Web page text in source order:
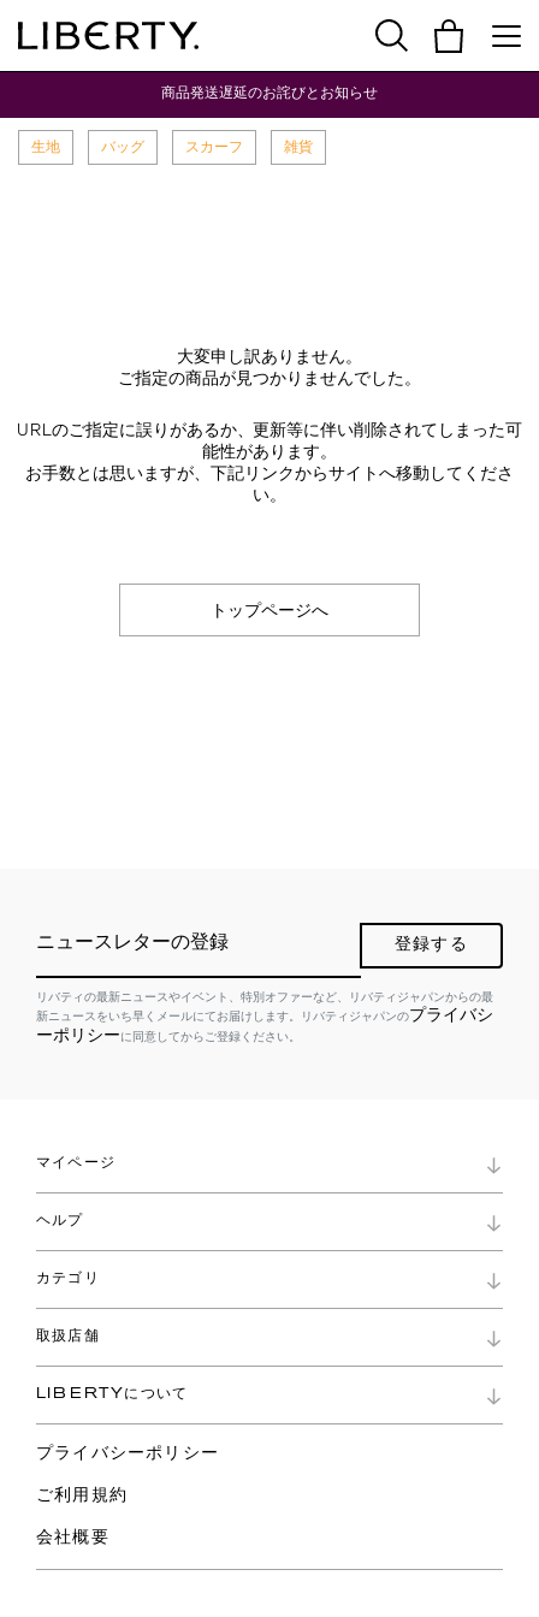
商品発送遅延のお詫びとお知らせ
生地 バッグ スカーフ 雑貨
大変申し訳ありません。
ご指定の商品が見つかりませんでした。
URLのご指定に誤りがあるか、更新等に伴い削除されてしまった可
能性があります。
お手数とは思いますが、下記リンクからサイトへ移動してくださ
い。
トップページへ
ニュースレターの登録 登録する
リバティの最新ニュースやイベント、特別オファーなど、リバティジャパンからの最
新ニュースをいち早くメールにてお届けします。リバティジャパンのプライバシ
ーポリシーに同意してからご登録ください。
マイページ
ロイヤリティプログラム
パスワード再設定
ショッピングバッグ
ヘルプ
お問い合わせ
よくあるご質問
ご利用ガイド
カテゴリ
コレクション
ファブリックス
バッグ
スカーフ
ウェア
ライフスタイル
スペシャル
取扱店舗
リバティ・ファブリックス
LIBERTYについて
プライバシーポリシー
ご利用規約
会社概要